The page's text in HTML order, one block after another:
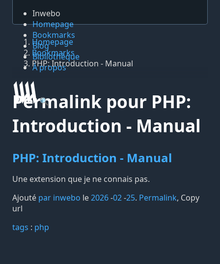
Inwebo
Homepage
Bookmarks
Blog
Bibliothèque
À propos
🔍
Homepage
Bookmarks
PHP: Introduction - Manual
Permalink pour PHP:
Introduction - Manual
PHP: Introduction - Manual
Une extension que je ne connais pas.
Ajouté par inwebo le2026-02-25. Permalink, Copy
url
tags️ : php